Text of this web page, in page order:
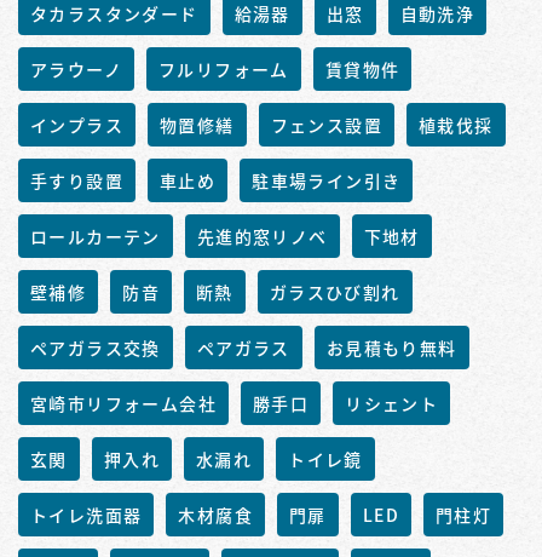
タカラスタンダード 給湯器 出窓 自動洗浄
アラウーノ フルリフォーム 賃貸物件
インプラス 物置修繕 フェンス設置 植栽伐採
手すり設置 車止め 駐車場ライン引き
ロールカーテン 先進的窓リノベ 下地材
壁補修 防音 断熱 ガラスひび割れ
ペアガラス交換 ペアガラス お見積もり無料
宮崎市リフォーム会社 勝手口 リシェント
玄関 押入れ 水漏れ トイレ鏡
トイレ洗面器 木材腐食 門扉 LED 門柱灯